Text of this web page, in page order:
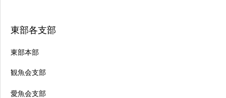
東部各支部
東部本部
観魚会支部
愛魚会支部